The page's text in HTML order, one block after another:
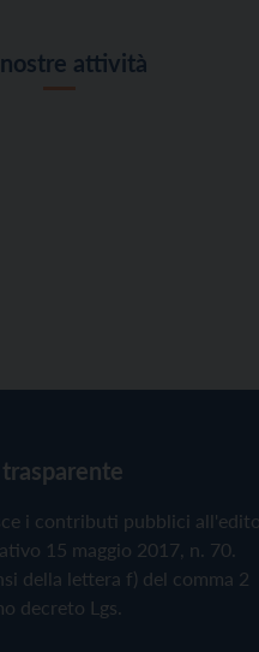
attività
i contributi pubblici
15 maggio 2017, n. 70.
della lettera f) del comma 2
decreto Lgs.